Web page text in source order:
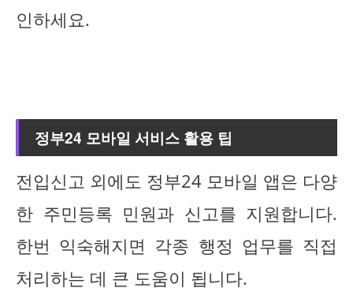
인하세요.
정부24 모바일 서비스 활용 팁
전입신고 외에도 정부24 모바일 앱은 다양
한 주민등록 민원과 신고를 지원합니다.
한번 익숙해지면 각종 행정 업무를 직접
처리하는 데 큰 도움이 됩니다.